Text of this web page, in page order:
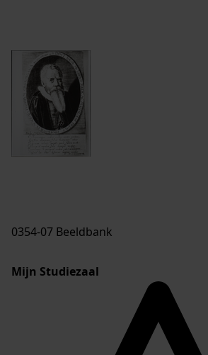
0354-07 Beeldbank
Mijn Studiezaal